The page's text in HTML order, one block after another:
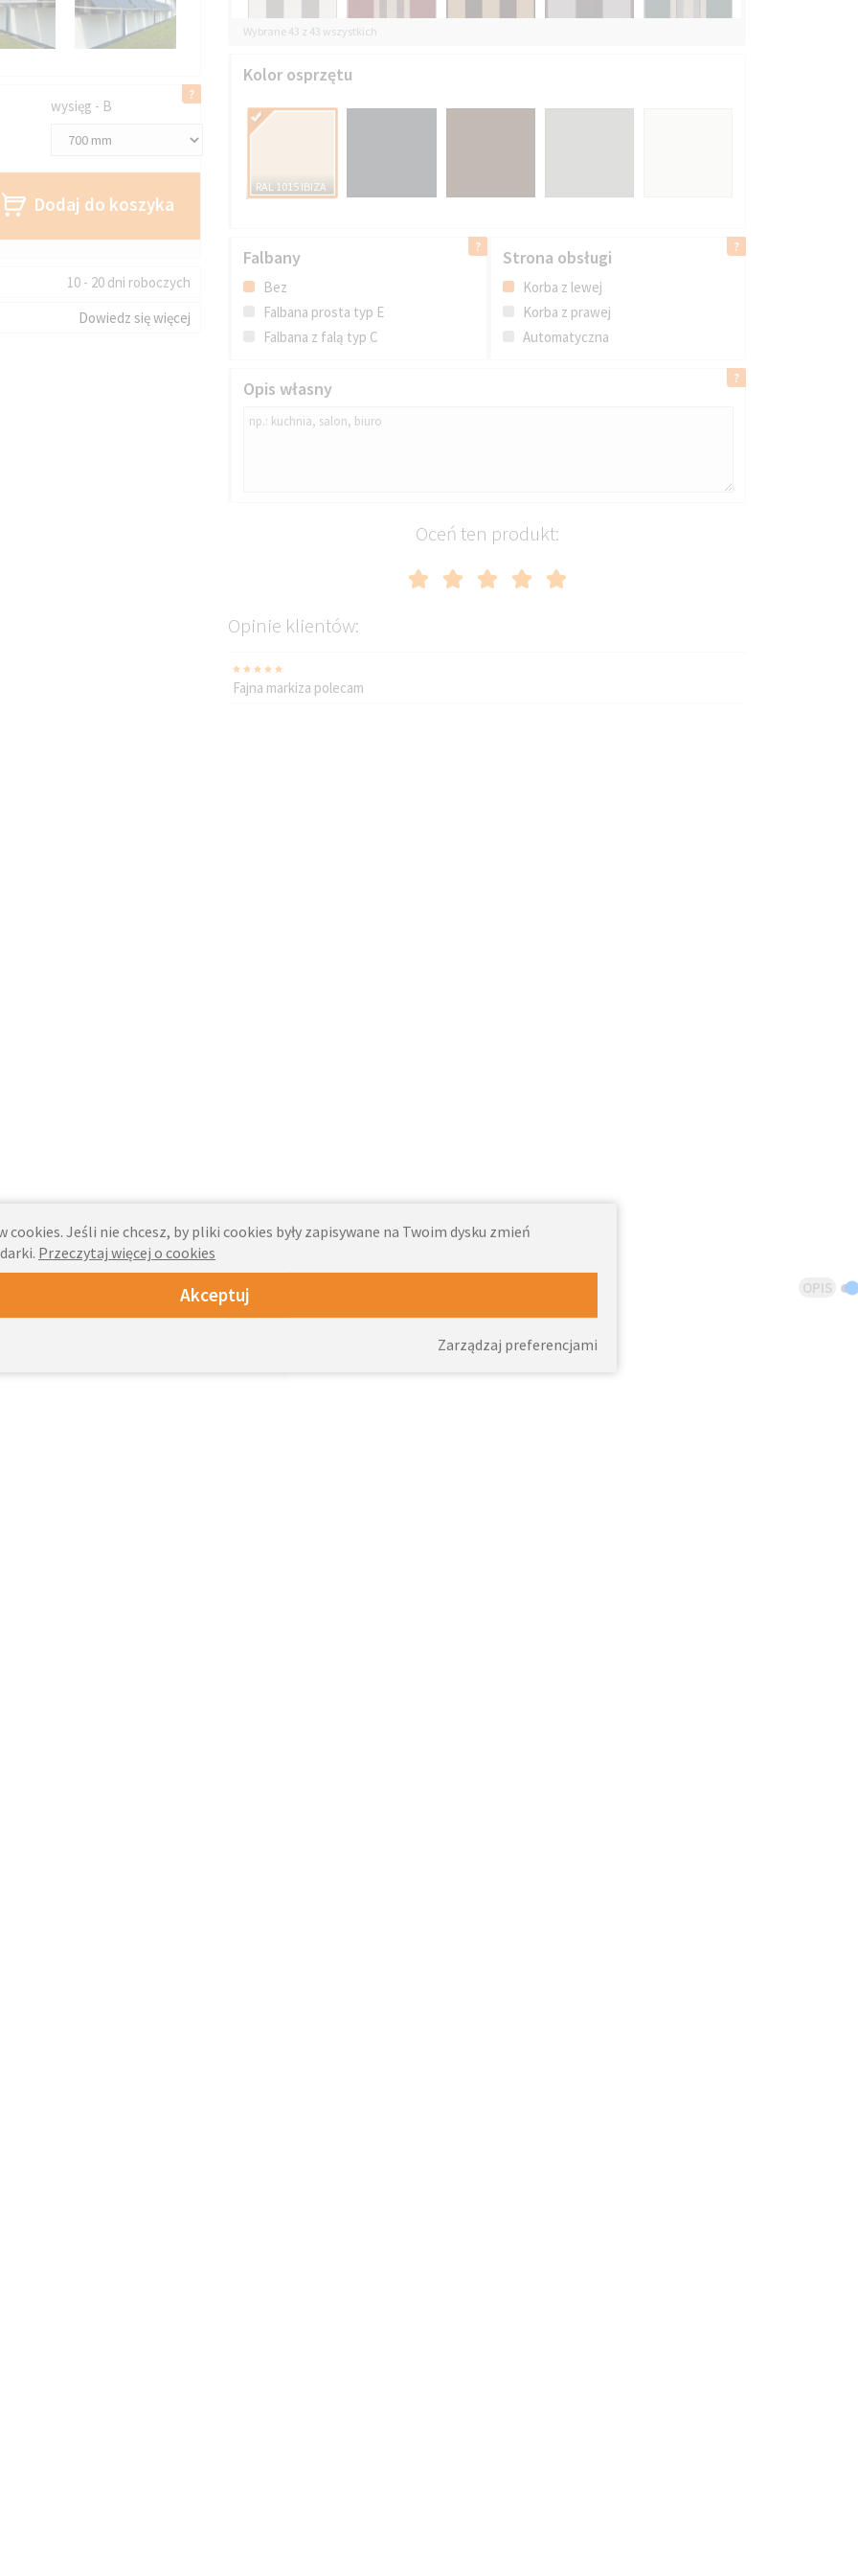
OPIS
wysięg - B
Dodaj do koszyka
10 - 20 dni roboczych
Dowiedz się więcej
AWN 4640
Wybrane 43 z 43 wszystkich
Kolor osprzętu
RAL 1015 IBIZA
Falbany
Bez
Falbana prosta typ E
Falbana z falą typ C
Strona obsługi
Korba z lewej
Korba z prawej
Automatyczna
Opis własny
Oceń ten produkt:
Opinie klientów:
Fajna markiza polecam
cookies. Jeśli nie chcesz, by pliki cookies były zapisywane na Twoim dysku zmień
Przeczytaj więcej o cookies
Akceptuj
Zarządzaj preferencjami